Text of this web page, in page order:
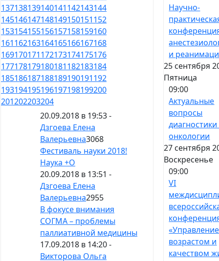
137138139140141142143144
145146147148149150151152
153154155156157158159160
161162163164165166167168
169170171172173174175176
177178179180181182183184
185186187188189190191192
193194195196197198199200
201202203204
20.09.2018 в 19:53 -
Дзгоева Елена
Валерьевна3068
Фестиваль науки 2018!
Наука +О
20.09.2018 в 13:51 -
Дзгоева Елена
Валерьевна2955
В фокусе внимания
СОГМА – проблемы
паллиативной медицины
17.09.2018 в 14:20 -
Викторова Ольга
Научно-
и
25 сентября
Пятница
09:00
Актуальные
вопросы
диагностики
онкологии
27 сентября
Воскресенье
09:00
VI
«Управление
возрастом и
качеством